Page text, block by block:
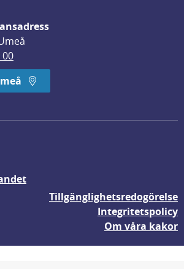
00
Tillgänglighetsredogörelse
Integritetspolicy
Om våra kakor